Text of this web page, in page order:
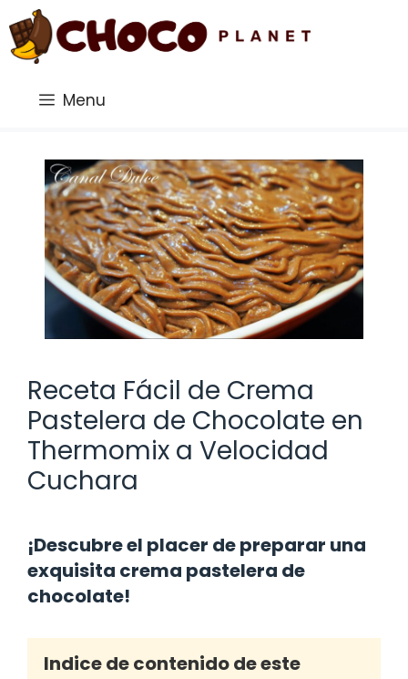
Saltar
al
contenido
Menu
Receta Fácil de Crema
Pastelera de Chocolate en
Thermomix a Velocidad
Cuchara
¡Descubre el placer de preparar una
exquisita crema pastelera de
chocolate!
Indice de contenido de este